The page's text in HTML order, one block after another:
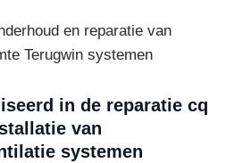
en reparatie van
Terugwin systemen
in de reparatie cq
van
systemen